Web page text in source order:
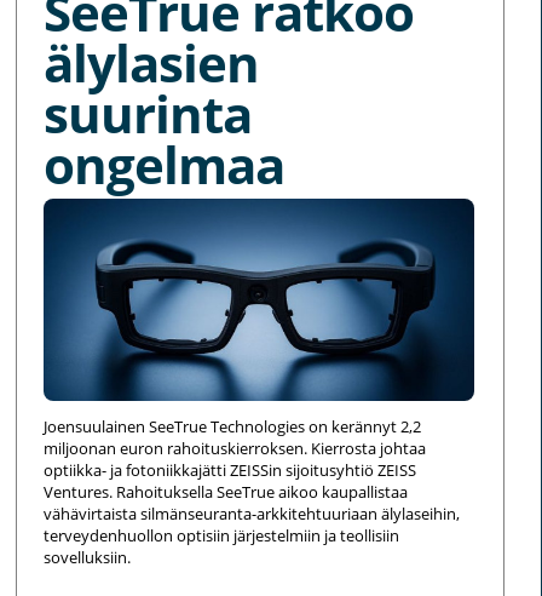
älylasien
suurinta
ongelmaa
Joensuulainen SeeTrue Technologies on kerännyt 2,2
miljoonan euron rahoituskierroksen. Kierrosta johtaa
optiikka- ja fotoniikkajätti ZEISSin sijoitusyhtiö ZEISS
Ventures. Rahoituksella SeeTrue aikoo kaupallistaa
vähävirtaista silmänseuranta-arkkitehtuuriaan älylaseihin,
terveydenhuollon optisiin järjestelmiin ja teollisiin
sovelluksiin.